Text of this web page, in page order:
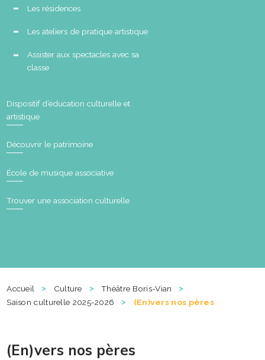
Les résidences
Les ateliers de pratique artistique
Assister aux spectacles avec sa
classe
Dispositif d’éducation culturelle et
artistique
Découvrir le patrimoine
École de musique associative
Trouver une association culturelle
Accueil > Culture > Théâtre Boris-Vian
>
Saison culturelle 2025-2026
> (En)vers nos pères
(En)vers nos pères